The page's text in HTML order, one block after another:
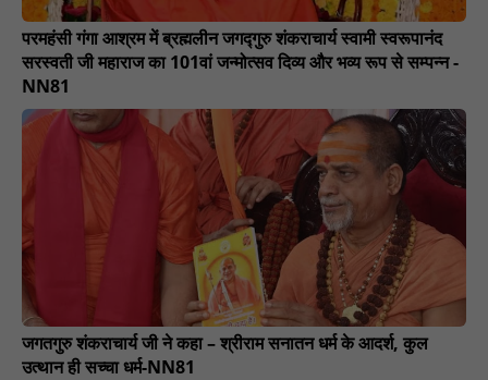
परमहंसी गंगा आश्रम में ब्रह्मलीन जगद्गुरु शंकराचार्य स्वामी स्वरूपानंद
सरस्वती जी महाराज का 101वां जन्मोत्सव दिव्य और भव्य रूप से सम्पन्न -
NN81
जगतगुरु शंकराचार्य जी ने कहा – श्रीराम सनातन धर्म के आदर्श, कुल
उत्थान ही सच्चा धर्म-NN81